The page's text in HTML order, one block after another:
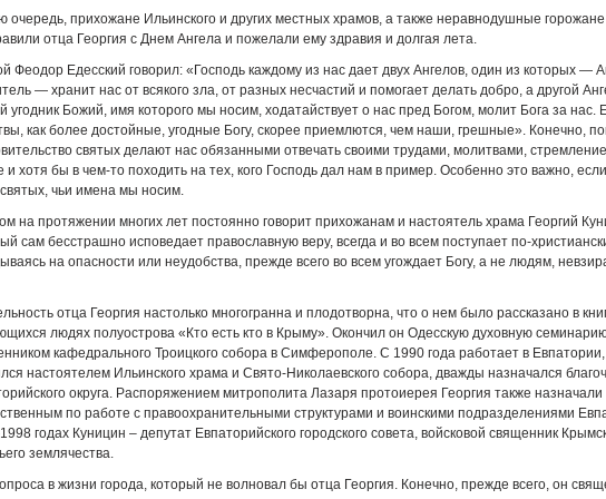
очередь, прихожане Ильинского и других местных храмов, а также неравнодушные горожане
отца Георгия с Днем Ангела и пожелали ему здравия и долгая лета.
Феодор Едесский говорил: «Господь каждому из нас дает двух Ангелов, один из которых —
— хранит нас от всякого зла, от разных несчастий и помогает делать добро, а другой
угодник Божий, имя которого мы носим, ходатайствует о нас пред Богом, молит Бога за нас.
как более достойные, угодные Богу, скорее приемлются, чем наши, грешные». Конечно,
святых делают нас обязанными отвечать своими трудами, молитвами,
и хотя бы в чем-то походить на тех, кого Господь дал нам в пример. Особенно это важно,
чьи имена мы носим.
на протяжении многих лет постоянно говорит прихожанам и настоятель храма Георгий
сам бесстрашно исповедает православную веру, всегда и во всем поступает по-
на опасности или неудобства, прежде всего во всем угождает Богу, а не людям,
отца Георгия настолько многогранна и плодотворна, что о нем было рассказано в
людях полуострова «Кто есть кто в Крыму». Окончил он Одесскую духовную
кафедрального Троицкого собора в Симферополе. С 1990 года работает в Евпатории,
настоятелем Ильинского храма и Свято-Николаевского собора, дважды назначался
округа. Распоряжением митрополита Лазаря протоиерея Георгия также назначали
по работе с правоохранительными структурами и воинскими подразделениями
годах Куницин – депутат Евпаторийского городского совета, войсковой священник
землячества.
в жизни города, который не волновал бы отца Георгия. Конечно, прежде всего, он